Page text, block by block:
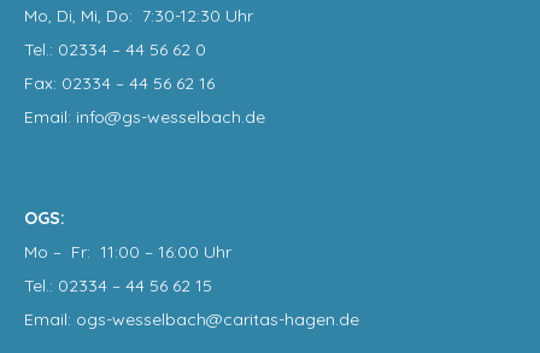
Mo, Di, Mi, Do: 7:30-12:30 Uhr
Tel.: 02334 – 44 56 62 0
Fax: 02334 – 44 56 62 16
Email: info@gs-wesselbach.de
OGS:
Mo – Fr: 11:00 – 16:00 Uhr
Tel.: 02334 – 44 56 62 15
Email: ogs-wesselbach@caritas-hagen.de